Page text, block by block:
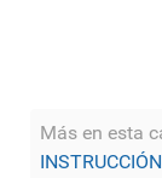
Más en esta